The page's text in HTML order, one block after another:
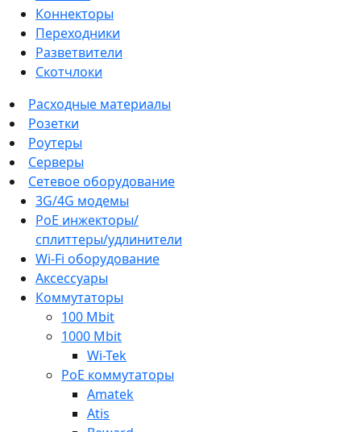
Коннекторы
Переходники
Разветвители
Скотчлоки
Расходные материалы
Розетки
Роутеры
Серверы
Сетевое оборудование
3G/4G модемы
PoE инжекторы/
сплиттеры/удлинители
Wi-Fi оборудование
Аксессуары
Коммутаторы
100 Mbit
1000 Mbit
Wi-Tek
PoE коммутаторы
Amatek
Atis